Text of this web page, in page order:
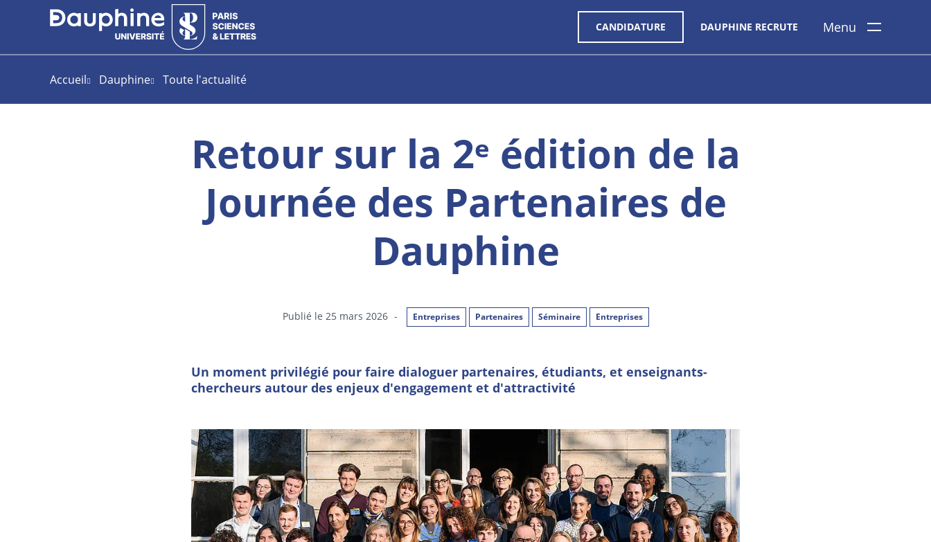
CANDIDATURE DAUPHINE RECRUTE Menu
Accueil Dauphine Toute l'actualité
Retour sur la 2ᵉ édition de la
Journée des Partenaires de
Dauphine
Publié le 25 mars 2026 - Entreprises Partenaires Séminaire Entreprises
Un moment privilégié pour faire dialoguer partenaires, étudiants, et enseignants-
chercheurs autour des enjeux d'engagement et d'attractivité